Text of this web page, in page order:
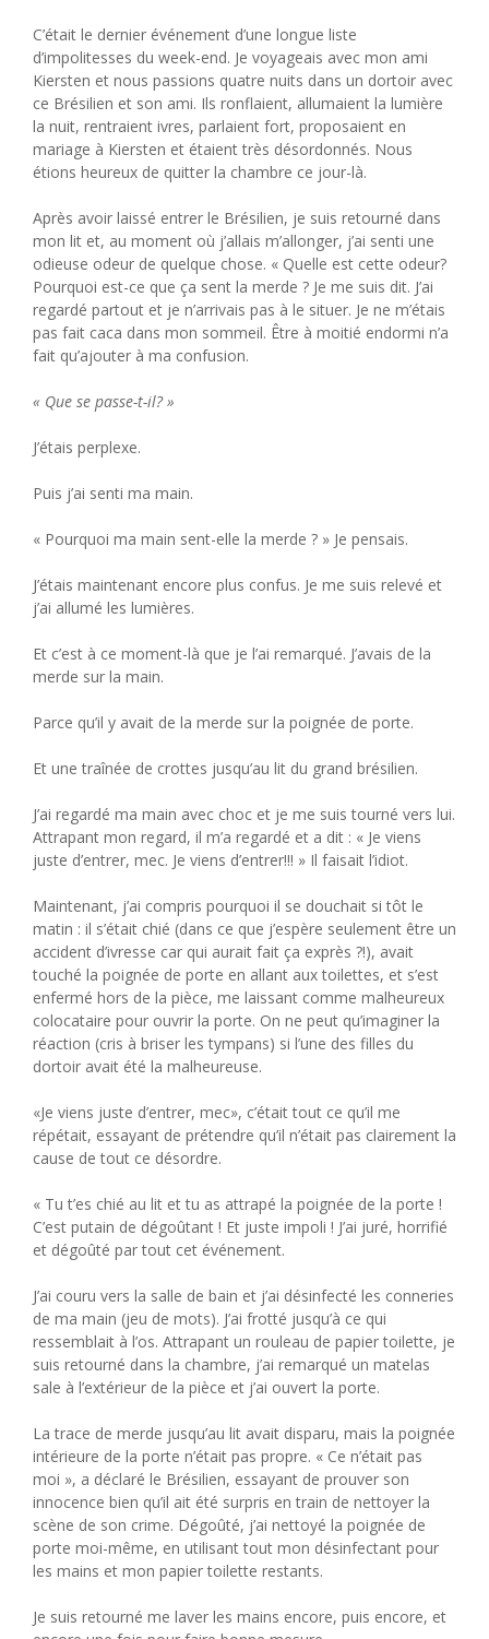
C’était le dernier événement d’une longue liste
d’impolitesses du week-end. Je voyageais avec mon ami
Kiersten et nous passions quatre nuits dans un dortoir avec
ce Brésilien et son ami. Ils ronflaient, allumaient la lumière
la nuit, rentraient ivres, parlaient fort, proposaient en
mariage à Kiersten et étaient très désordonnés. Nous
étions heureux de quitter la chambre ce jour-là.
Après avoir laissé entrer le Brésilien, je suis retourné dans
mon lit et, au moment où j’allais m’allonger, j’ai senti une
odieuse odeur de quelque chose. « Quelle est cette odeur?
Pourquoi est-ce que ça sent la merde ? Je me suis dit. J’ai
regardé partout et je n’arrivais pas à le situer. Je ne m’étais
pas fait caca dans mon sommeil. Être à moitié endormi n’a
fait qu’ajouter à ma confusion.
« Que se passe-t-il? »
J’étais perplexe.
Puis j’ai senti ma main.
« Pourquoi ma main sent-elle la merde ? » Je pensais.
J’étais maintenant encore plus confus. Je me suis relevé et
j’ai allumé les lumières.
Et c’est à ce moment-là que je l’ai remarqué. J’avais de la
merde sur la main.
Parce qu’il y avait de la merde sur la poignée de porte.
Et une traînée de crottes jusqu’au lit du grand brésilien.
J’ai regardé ma main avec choc et je me suis tourné vers lui.
Attrapant mon regard, il m’a regardé et a dit : « Je viens
juste d’entrer, mec. Je viens d’entrer!!! » Il faisait l’idiot.
Maintenant, j’ai compris pourquoi il se douchait si tôt le
matin : il s’était chié (dans ce que j’espère seulement être un
accident d’ivresse car qui aurait fait ça exprès ?!), avait
touché la poignée de porte en allant aux toilettes, et s’est
enfermé hors de la pièce, me laissant comme malheureux
colocataire pour ouvrir la porte. On ne peut qu’imaginer la
réaction (cris à briser les tympans) si l’une des filles du
dortoir avait été la malheureuse.
«Je viens juste d’entrer, mec», c’était tout ce qu’il me
répétait, essayant de prétendre qu’il n’était pas clairement la
cause de tout ce désordre.
« Tu t’es chié au lit et tu as attrapé la poignée de la porte !
C’est putain de dégoûtant ! Et juste impoli ! J’ai juré, horrifié
et dégoûté par tout cet événement.
J’ai couru vers la salle de bain et j’ai désinfecté les conneries
de ma main (jeu de mots). J’ai frotté jusqu’à ce qui
ressemblait à l’os. Attrapant un rouleau de papier toilette, je
suis retourné dans la chambre, j’ai remarqué un matelas
sale à l’extérieur de la pièce et j’ai ouvert la porte.
La trace de merde jusqu’au lit avait disparu, mais la poignée
intérieure de la porte n’était pas propre. « Ce n’était pas
moi », a déclaré le Brésilien, essayant de prouver son
innocence bien qu’il ait été surpris en train de nettoyer la
scène de son crime. Dégoûté, j’ai nettoyé la poignée de
porte moi-même, en utilisant tout mon désinfectant pour
les mains et mon papier toilette restants.
Je suis retourné me laver les mains encore, puis encore, et